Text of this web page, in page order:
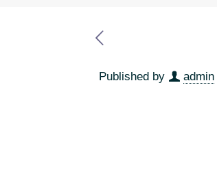
Published by admin